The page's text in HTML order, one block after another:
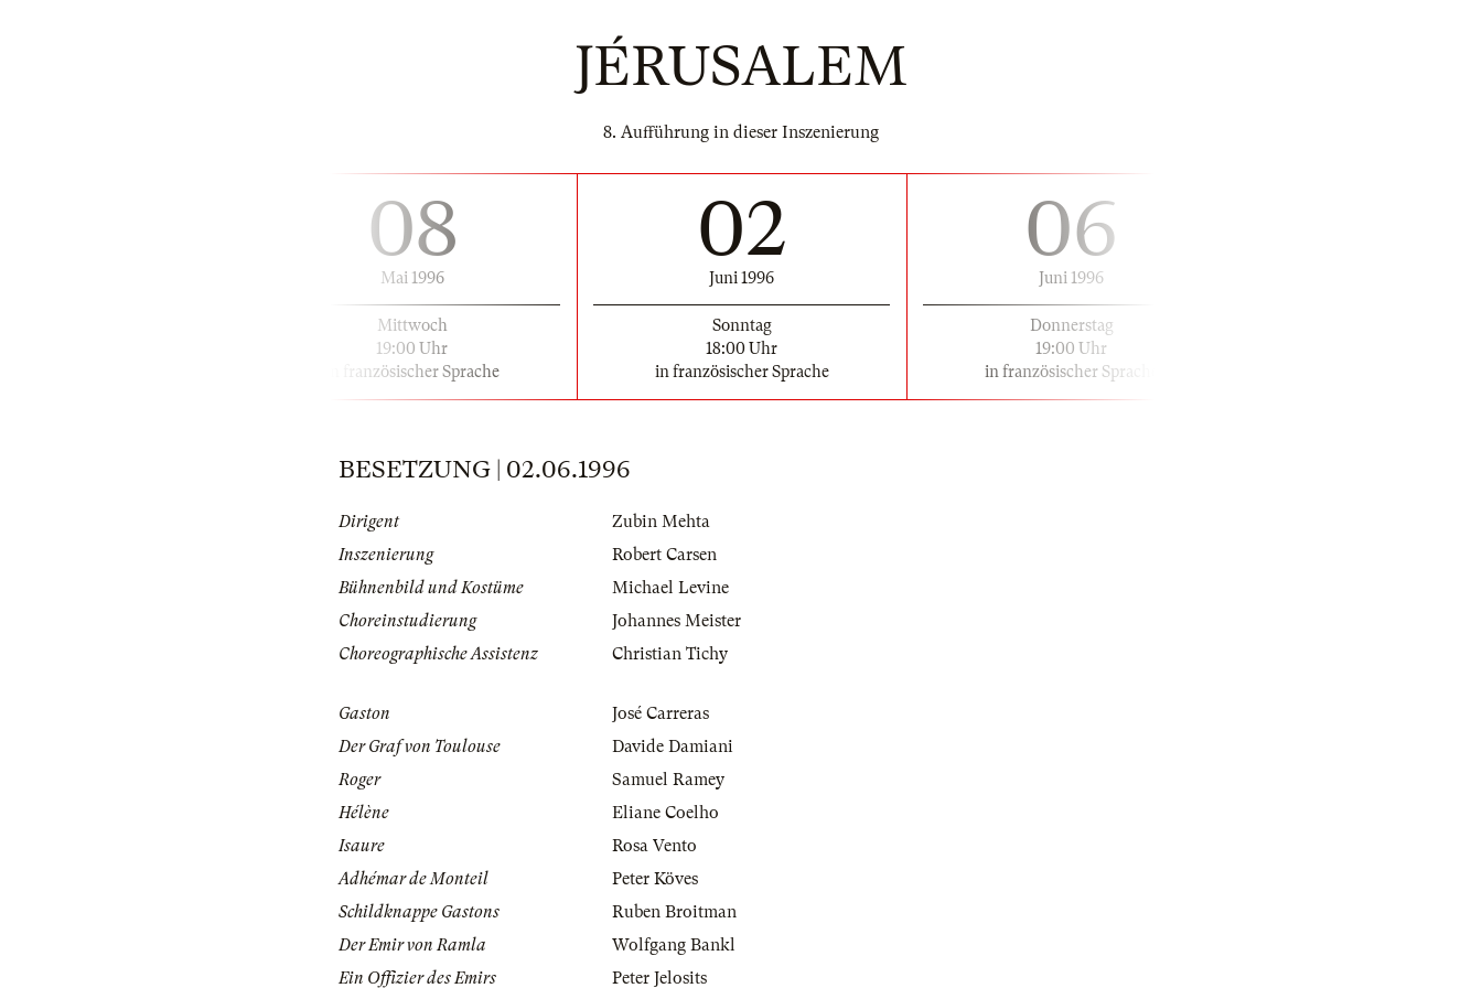
JÉRUSALEM
8. Aufführung in dieser Inszenierung
08
Mai 1996
Mittwoch
19:00 Uhr
in französischer Sprache
02
Juni 1996
Sonntag
18:00 Uhr
in französischer Sprache
06
Juni 1996
Donnerstag
19:00 Uhr
in französischer Sprache
BESETZUNG | 02.06.1996
Dirigent
Zubin Mehta
Inszenierung
Robert Carsen
Bühnenbild und Kostüme
Michael Levine
Choreinstudierung
Johannes Meister
Choreographische Assistenz
Christian Tichy
Gaston
José Carreras
Der Graf von Toulouse
Davide Damiani
Roger
Samuel Ramey
Hélène
Eliane Coelho
Isaure
Rosa Vento
Adhémar de Monteil
Peter Köves
Schildknappe Gastons
Ruben Broitman
Der Emir von Ramla
Wolfgang Bankl
Ein Offizier des Emirs
Peter Jelosits